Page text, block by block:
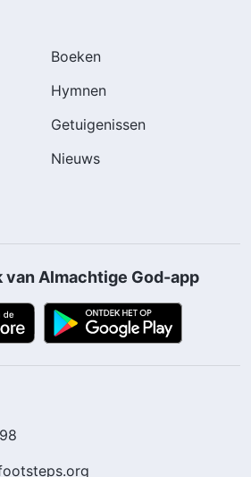
Boeken
Hymnen
Getuigenissen
Nieuws
van Almachtige God-app